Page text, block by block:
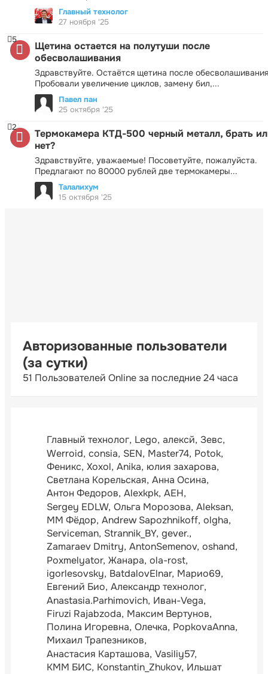
Главный технолог
27 ноября '25
Щетина остается на полутуши после
обесволашивания
Здравствуйте. Остаётся щетина после
Пробовали увеличение циклов, замену бил,...
5
Павел пан
25 октября '25
Термокамера КТД-500 черный металл, брать
нет?
Здравствуйте, уважаемые! Посоветуйте, пожалуйста.
Предлагают по 80000 рублей две термокамеры...
2
Талалихум
15 октября '25
Авторизованные пользователи
(за сутки)
51 Пользователей Online за последние 24 часа
Главный технолог Lego алексй Зевс
Werroid consia SEN Master74 Potok
Феникс Xoxol Anika юлия захарова
Светлана Корельская Анна Осина
Антон Федоров Alexkpk АЕН
Sergey EDLW Ольга Морозова Aleksan
ММ Фёдор Andrew Sapozhnikoff olgha
Serviceman Strannik_BY gever.
Zamaraev Dmitry AntonSemenov oshand
Poxmelyator Жанара ola-rost
igorlesovsky BatdalovElnar Марио69
Евгений Био Александр технолог
Anastasia.Parhimovich Иван-Vega
Firuzi Rajabzoda Максим Вертунов
Полина Игоревна Олечка PopkovaAnna
Михаил Трапезников
Анастасия Карташова Vasiliy57
КММ БИС Konstantin_Zhukov Ильшат